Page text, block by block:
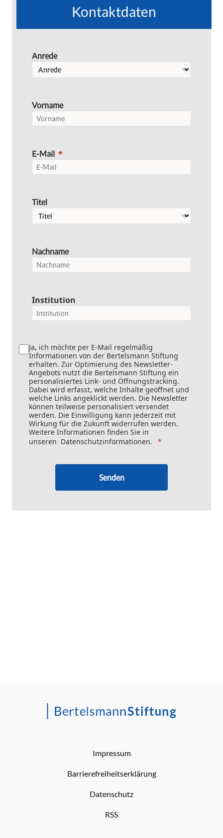
Kontaktdaten
Anrede
Vorname
E-Mail
Titel
Nachname
Institution
Ja, ich möchte per E-Mail regelmäßig
Informationen von der Bertelsmann Stiftung
erhalten. Zur Optimierung des Newsletter-
Angebots nutzt die Bertelsmann Stiftung ein
personalisiertes Link- und Öffnungstracking.
Dabei wird erfasst, welche Inhalte geöffnet und
welche Links angeklickt werden. Die Newsletter
können teilweise personalisiert versendet
werden. Die Einwilligung kann jederzeit mit
Wirkung für die Zukunft widerrufen werden.
Weitere Informationen finden Sie in
unseren Datenschutzinformationen.
Senden
Impressum
Barrierefreiheitserklärung
Datenschutz
RSS